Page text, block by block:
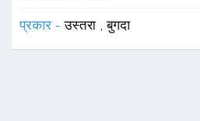
प्रकार -उस्तरा ,बुगदा